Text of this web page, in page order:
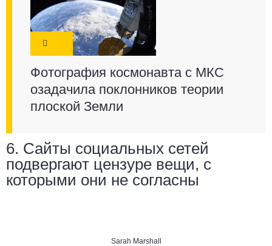
Фотография космонавта с МКС
озадачила поклонников теории
плоской Земли
6. Сайты социальных сетей
подвергают цензуре вещи, с
которыми они не согласны
Sarah Marshall